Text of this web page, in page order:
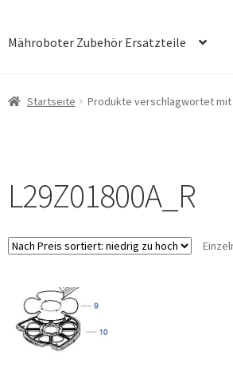
Mähroboter Zubehör Ersatzteile
Startseite Produkte verschlagwortet mit
L29Z01800A_R